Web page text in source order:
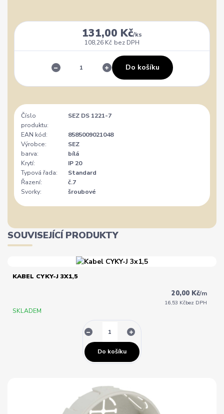
131,00 Kč/ks
108,26 Kč bez DPH
Do košíku
Číslo
produktu:
SEZ DS 1221-7
EAN kód:
8585009021048
Výrobce:
SEZ
barva:
bílá
Krytí:
IP 20
Typová řada:
Standard
Řazení:
č.7
Svorky:
šroubové
SOUVISEJÍCÍ PRODUKTY
KABEL CYKY-J 3X1,5
20,00 Kč/m
16,53 Kčbez DPH
SKLADEM
Do košíku